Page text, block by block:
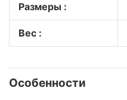
Размеры :
Вес :
Особенности